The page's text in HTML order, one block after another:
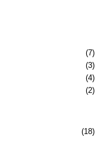
(7)
(3)
(4)
(2)
(18)